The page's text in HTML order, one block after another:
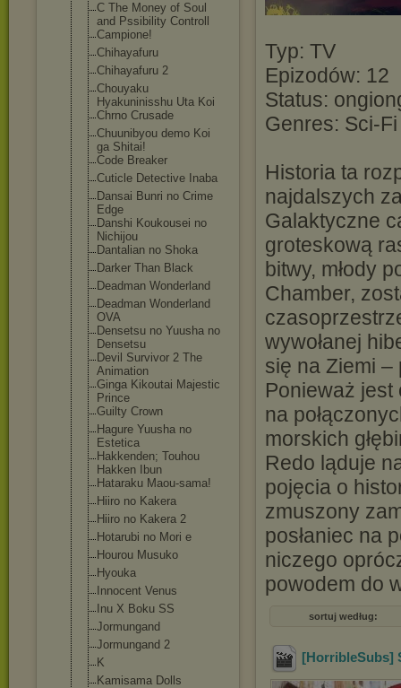
C The Money of Soul
and Pssibility Controll
Campione!
Chihayafuru
Chihayafuru 2
Chouyaku
Hyakuninisshu Uta Koi
Chrno Crusade
Chuunibyou demo Koi
ga Shitai!
Code Breaker
Cuticle Detective Inaba
Dansai Bunri no Crime
Edge
Danshi Koukousei no
Nichijou
Dantalian no Shoka
Darker Than Black
Deadman Wonderland
Deadman Wonderland
OVA
Densetsu no Yuusha no
Densetsu
Devil Survivor 2 The
Animation
Ginga Kikoutai Majestic
Prince
Guilty Crown
Hagure Yuusha no
Estetica
Hakkenden; Touhou
Hakken Ibun
Hataraku Maou-sama!
Hiiro no Kakera
Hiiro no Kakera 2
Hotarubi no Mori e
Hourou Musuko
Hyouka
Innocent Venus
Inu X Boku SS
Jormungand
Jormungand 2
K
Kamisama Dolls
Typ: TV
Epizodów: 12
Status:
Genres: Sci-Fi
Historia ta
najdalszych
Galaktyczne
groteskową
bitwy, młody
Chamber,
wywołanej
się na Ziemi
Ponieważ jest
na
morskich
Redo ląduje
pojęcia o
zmuszony
posłaniec na
niczego
powodem do
sortuj według:
[HorribleSubs]